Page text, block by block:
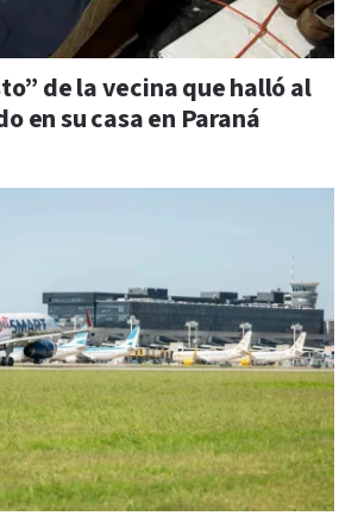
de la vecina que halló al
en su casa en Paraná